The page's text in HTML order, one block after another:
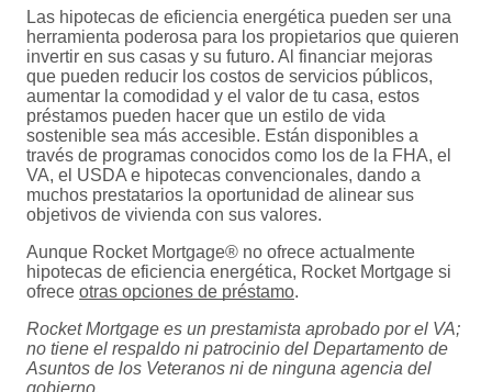
Las hipotecas de eficiencia energética pueden ser una
herramienta poderosa para los propietarios que quieren
invertir en sus casas y su futuro. Al financiar mejoras
que pueden reducir los costos de servicios públicos,
aumentar la comodidad y el valor de tu casa, estos
préstamos pueden hacer que un estilo de vida
sostenible sea más accesible. Están disponibles a
través de programas conocidos como los de la FHA, el
VA, el USDA e hipotecas convencionales, dando a
muchos prestatarios la oportunidad de alinear sus
objetivos de vivienda con sus valores.
Aunque Rocket Mortgage® no ofrece actualmente
hipotecas de eficiencia energética, Rocket Mortgage si
ofrece otras opciones de préstamo.
Rocket Mortgage es un prestamista aprobado por el VA;
no tiene el respaldo ni patrocinio del Departamento de
Asuntos de los Veteranos ni de ninguna agencia del